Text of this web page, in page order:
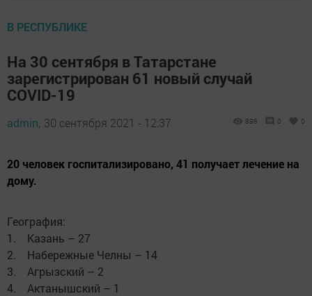
В РЕСПУБЛИКЕ
На 30 сентября в Татарстане
зарегистрирован 61 новый случай
COVID-19
admin, 30 сентября 2021 - 12:37 898 0 0
20 человек госпитализировано, 41 получает лечение на
дому.
География:
1. Казань – 27
2. Набережные Челны – 14
3. Агрызский – 2
4. Актанышский – 1